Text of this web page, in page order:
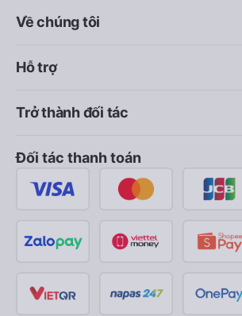
Về chúng tôi
Hỗ trợ
Trở thành đối tác
Đối tác thanh toán